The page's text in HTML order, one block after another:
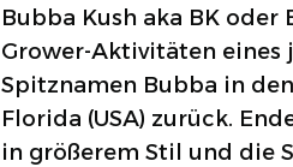
Bubba Kush aka BK oder
Grower-Aktivitäten eines
Spitznamen Bubba in
Florida (USA) zurück.
in größerem Stil und die